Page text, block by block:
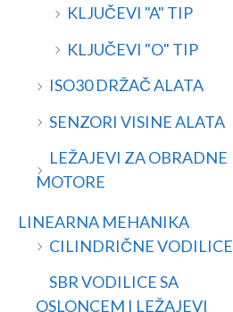
KLJUČEVI "A" TIP
KLJUČEVI "O" TIP
ISO30 DRŽAČ ALATA
SENZORI VISINE ALATA
LEŽAJEVI ZA OBRADNE
MOTORE
LINEARNA MEHANIKA
CILINDRIČNE VODILICE
SBR VODILICE SA
OSLONCEM I LEŽAJEVI